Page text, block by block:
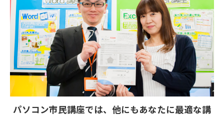
パソコン市民講座では、他にもあなたに最適な講